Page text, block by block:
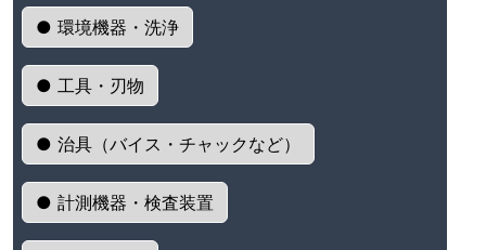
● 環境機器・洗浄
● 工具・刃物
● 治具（バイス・チャックなど）
● 計測機器・検査装置